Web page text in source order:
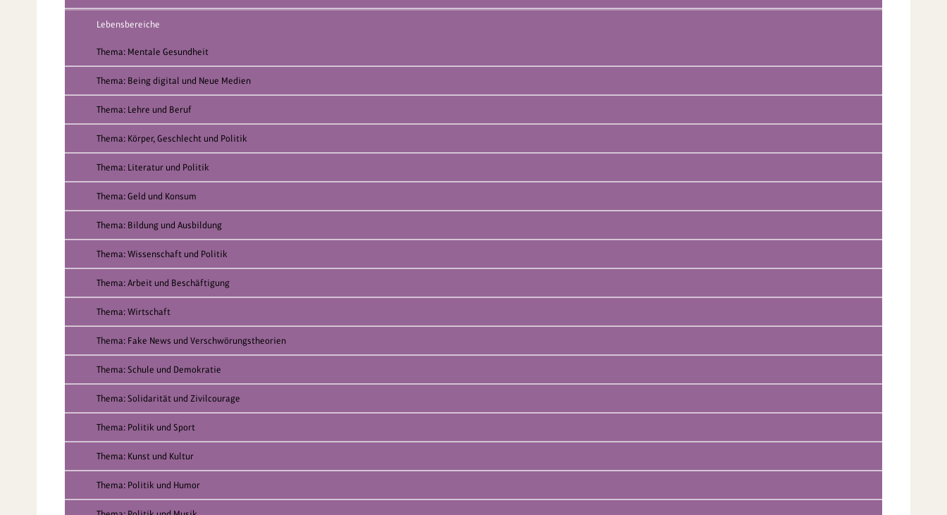
Lebensbereiche
Thema: Mentale Gesundheit
Thema: Being digital und Neue Medien
Thema: Lehre und Beruf
Thema: Körper, Geschlecht und Politik
Thema: Literatur und Politik
Thema: Geld und Konsum
Thema: Bildung und Ausbildung
Thema: Wissenschaft und Politik
Thema: Arbeit und Beschäftigung
Thema: Wirtschaft
Thema: Fake News und Verschwörungstheorien
Thema: Schule und Demokratie
Thema: Solidarität und Zivilcourage
Thema: Politik und Sport
Thema: Kunst und Kultur
Thema: Politik und Humor